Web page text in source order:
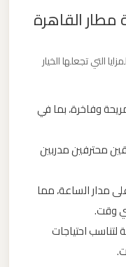
القاهرة
التي تجعلها الخيار
وفاخرة، بما في
محترفين مدربين
مدار الساعة، مما
وقت.
لتناسب احتياجات